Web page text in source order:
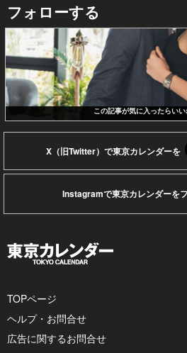
フォローする
この記事が気に入ったらいい
X（旧Twitter）で東京カレンダーを
Instagramで東京カレンダーを
TOPページ
ヘルプ・お問合せ
広告に関するお問合せ